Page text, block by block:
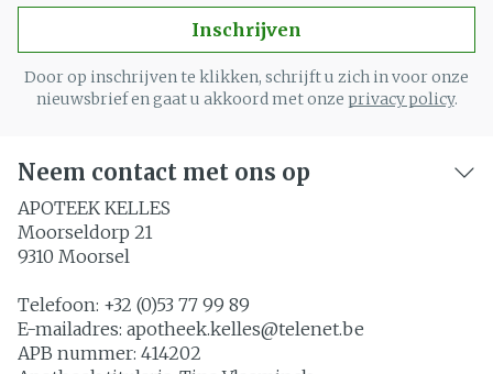
Inschrijven
Door op inschrijven te klikken, schrijft u zich in voor onze
nieuwsbrief en gaat u akkoord met onze privacy policy.
Neem contact met ons op
APOTEEK KELLES
Moorseldorp 21
9310 Moorsel
Telefoon: +32 (0)53 77 99 89
E-mailadres: apotheek.kelles@telenet.be
APB nummer: 414202